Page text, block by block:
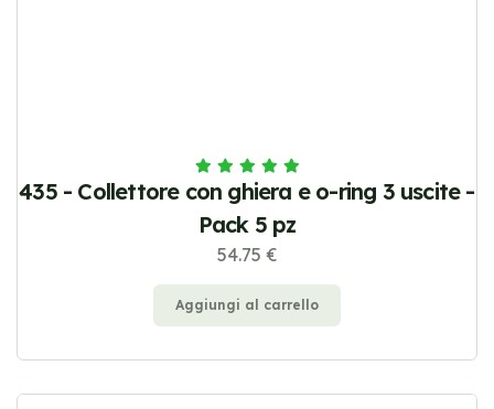
435 - Collettore con ghiera e o-ring 3 uscite -
Pack 5 pz
54.75 €
Aggiungi al carrello